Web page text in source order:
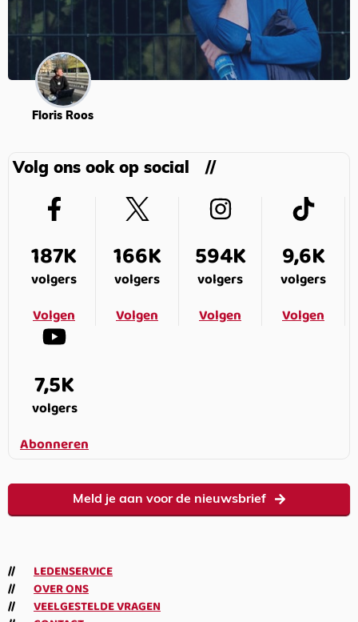
Floris Roos
Volg ons ook op social
187K
volgers
Volgen
166K
volgers
Volgen
594K
volgers
Volgen
9,6K
volgers
Volgen
7,5K
volgers
Abonneren
Meld je aan voor de nieuwsbrief
LEDENSERVICE
OVER ONS
VEELGESTELDE VRAGEN